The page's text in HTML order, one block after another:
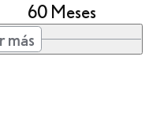
60 Meses
más